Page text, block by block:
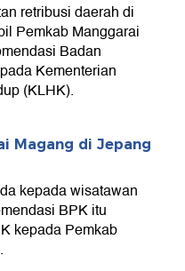
retribusi daerah di
Pemkab Manggarai
Badan
Kementerian
(KLHK).
Magang di Jepang
kepada wisatawan
BPK itu
kepada Pemkab